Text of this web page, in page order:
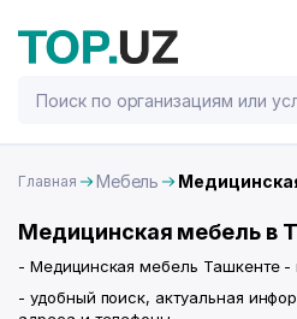
Главная Мебель
Медицинская мебель в
- Медицинская мебель Ташкенте -
- удобный поиск, актуальная